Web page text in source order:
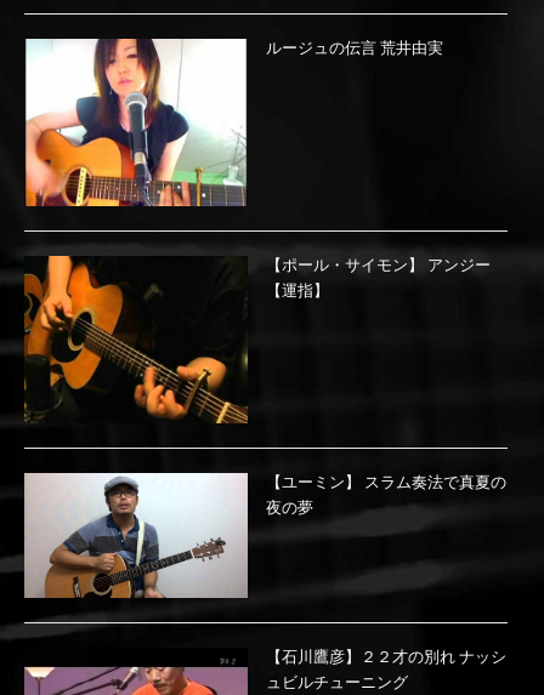
ルージュの伝言 荒井由実
【ポール・サイモン】 アンジー
【運指】
【ユーミン】 スラム奏法で真夏の
夜の夢
【石川鷹彦】２２才の別れ ナッシ
ュビルチューニング